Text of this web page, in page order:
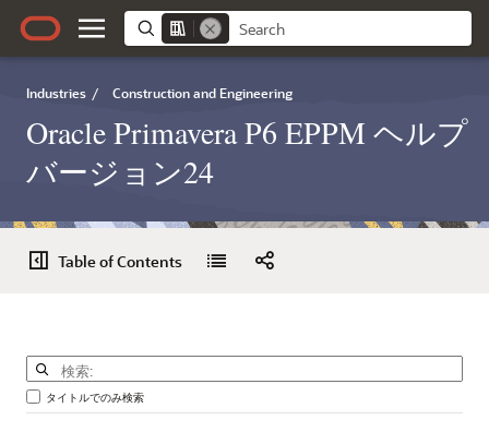
Industries / Construction and Engineering
Oracle Primavera P6 EPPM ヘルプ
バージョン24
Table of Contents
タイトルでのみ検索